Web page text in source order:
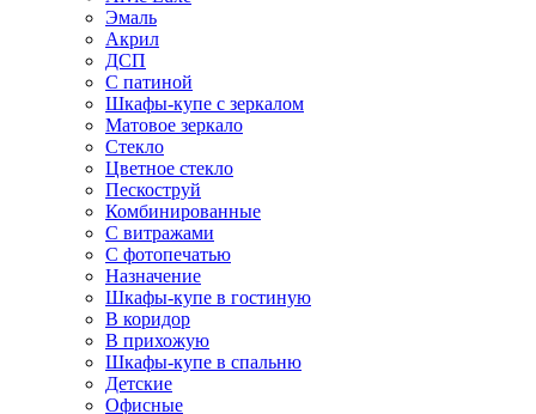
Эмаль
Акрил
ДСП
С патиной
Шкафы-купе с зеркалом
Матовое зеркало
Стекло
Цветное стекло
Пескоструй
Комбинированные
С витражами
С фотопечатью
Назначение
Шкафы-купе в гостиную
В коридор
В прихожую
Шкафы-купе в спальню
Детские
Офисные